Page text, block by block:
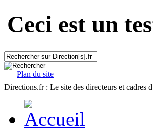
Ceci est un
Plan du site
Directions.fr : Le site des directeurs et cadres